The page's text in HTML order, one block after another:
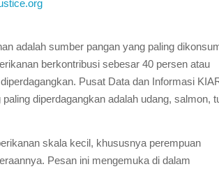
adalah sumber pangan yang paling
berkontribusi sebesar 40 persen atau
Pusat Data dan Informasi
diperdagangkan adalah udang, salmon,
skala kecil, khususnya perempuan
Pesan ini mengemuka di dalam